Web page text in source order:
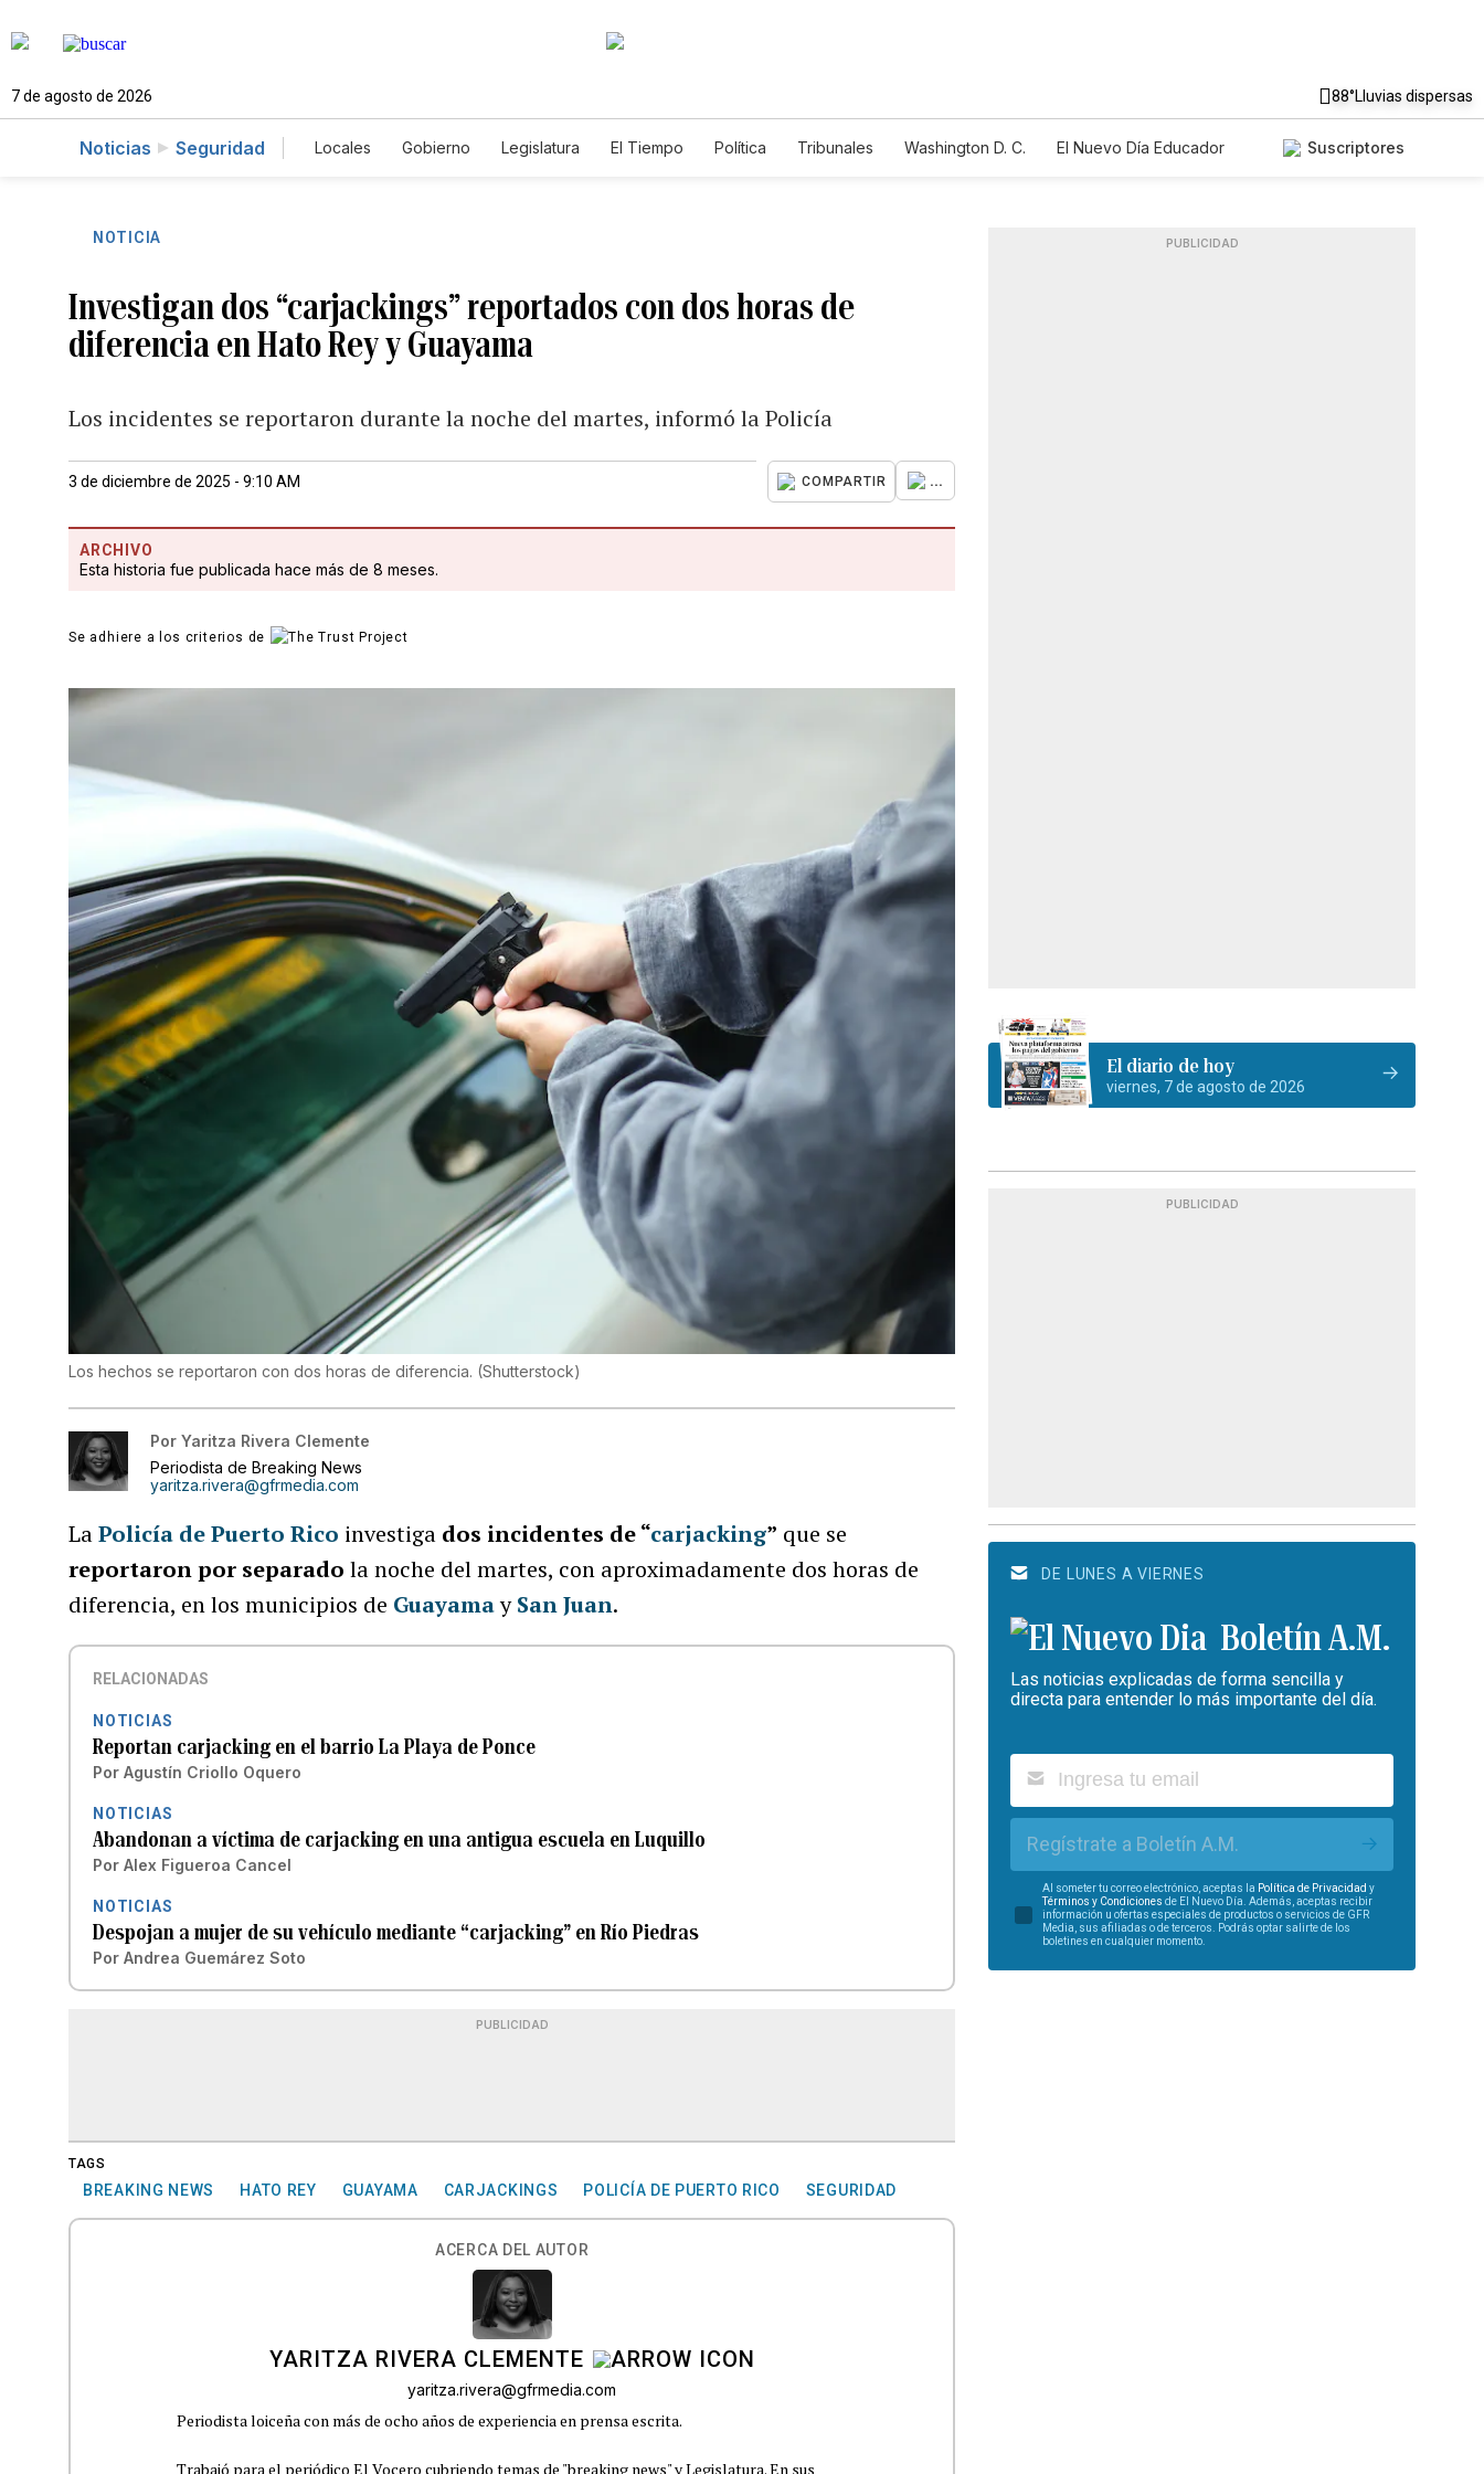
7 de agosto de 2026 88°Lluvias dispersas
Noticias Seguridad Locales Gobierno Legislatura El Tiempo Política Tribunales Washington D. C.
El Nuevo Día Educador
Suscriptores
NOTICIA
Investigan dos “carjackings” reportados con dos horas de
diferencia en Hato Rey y Guayama
Los incidentes se reportaron durante la noche del martes, informó la Policía
3 de diciembre de 2025 - 9:10 AM COMPARTIR ...
ARCHIVO
Esta historia fue publicada hace más de 8 meses.
Se adhiere a los criterios de
Los hechos se reportaron con dos horas de diferencia. (Shutterstock)
Por Yaritza Rivera Clemente
Periodista de Breaking News
yaritza.rivera@gfrmedia.com
LaPolicía de Puerto Rico investiga dos incidentes de “carjacking” que se
reportaron por separado la noche del martes, con aproximadamente dos horas de
diferencia, en los municipios de GuayamaySan Juan.
RELACIONADAS
NOTICIAS
Reportan carjacking en el barrio La Playa de Ponce
Por Agustín Criollo Oquero
NOTICIAS
Abandonan a víctima de carjacking en una antigua escuela en Luquillo
Por Alex Figueroa Cancel
NOTICIAS
Despojan a mujer de su vehículo mediante “carjacking” en Río Piedras
Por Andrea Guemárez Soto
PUBLICIDAD
TAGS
BREAKING NEWS HATO REY GUAYAMA CARJACKINGS POLICÍA DE PUERTO RICO SEGURIDAD
ACERCA DEL AUTOR
YARITZA RIVERA CLEMENTE
yaritza.rivera@gfrmedia.com
Periodista loiceña con más de ocho años de experiencia en prensa escrita.
Trabajó para el periódico El Vocero cubriendo temas de "breaking news" y Legislatura. En sus
PUBLICIDAD
El diario de hoy
viernes, 7 de agosto de 2026
PUBLICIDAD
DE LUNES A VIERNES
Boletín A.M.
Las noticias explicadas de forma sencilla y
directa para entender lo más importante del día.
Regístrate a Boletín A.M.
Al someter tu correo electrónico, aceptas la Política de Privacidad y
Términos y Condiciones de El Nuevo Día. Además, aceptas recibir
información u ofertas especiales de productos o servicios de GFR
Media, sus afiliadas o de terceros. Podrás optar salirte de los
boletines en cualquier momento.